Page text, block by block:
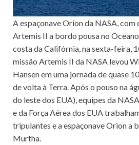
A espaçonave Orion da NASA,
Artemis II a bordo pousa no
costa da Califórnia, na sexta-feira,
missão Artemis II da NASA levou
Hansen em uma jornada de quase
de volta à Terra. Após o pouso na
do leste dos EUA), equipes da
e da Força Aérea dos EUA
tripulantes e a espaçonave Orion a
Murtha.